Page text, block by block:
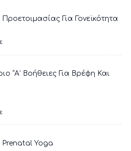
Για Γονεϊκότητα
“Α’ Βοήθειες Για Βρέφη Και
Yoga